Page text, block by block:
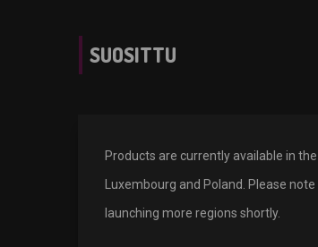
SUOSITTU
Products are currently available in
Luxembourg and Poland. Please
launching more regions shortly.